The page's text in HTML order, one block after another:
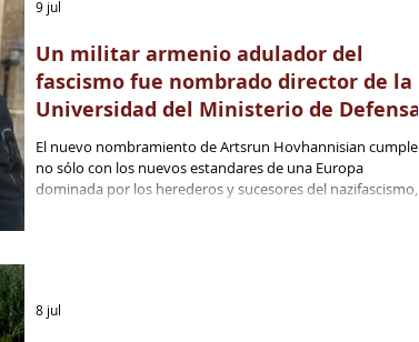
Un militar armenio adulador del
fascismo fue nombrado director de la
Universidad del Ministerio de Defensa
El nuevo nombramiento de Artsrun Hovhannisian cumple
no sólo con los nuevos estandares de una Europa
dominada por los herederos y sucesores del nazifascismo,
9 jul
8 jul